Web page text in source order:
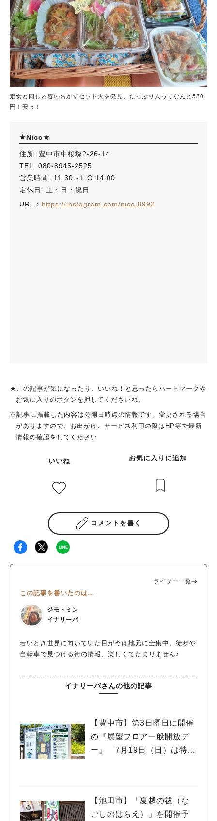
定食と同じ内容のおかずセット大を発見。たっぷり入ってなんと580
円！安っ！
★Nico★
住所: 豊中市中桜塚2-26-14
TEL: 080-8945-2525
営業時間: 11:30～L.O.14:00
定休日: 土・日・祝日
URL： https://instagram.com/nico.8992
★この記事が気になったり、いいね！と思ったらハートマークや
お気に入りのボタンを押してくださいね。
※記事に掲載した内容は公開日時点の情報です。変更される場合
がありますので、お出かけ、サービス利用の際はHP等で最新
情報の確認をしてください
いいね お気に入りに追加
コメントを書く
ライター一覧
この記事を書いたのは…
ジモトミン
イナリーバ
若いとき世界に向いていた目が今は地元に全集中。徒歩や
自転車で見つける街の情報、楽しくてたまりません♪
イナリーバさんの他の記事
【豊中市】第3日曜日に開催
の『展望フロア一般開放デ
ー』 7月19日（日）は特別
【池田市】「夏越の祓（な
ごしのはらえ）」を開催予